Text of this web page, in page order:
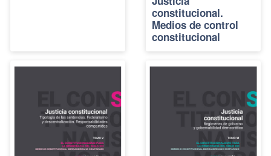
constitucional.
Medios de control
constitucional